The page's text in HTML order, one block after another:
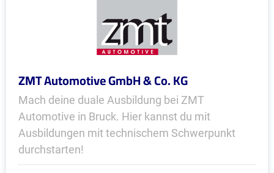
ZMT Automotive GmbH & Co. KG
Mach deine duale Ausbildung bei ZMT
Automotive in Bruck. Hier kannst du mit
Ausbildungen mit technischem Schwerpunkt
durchstarten!